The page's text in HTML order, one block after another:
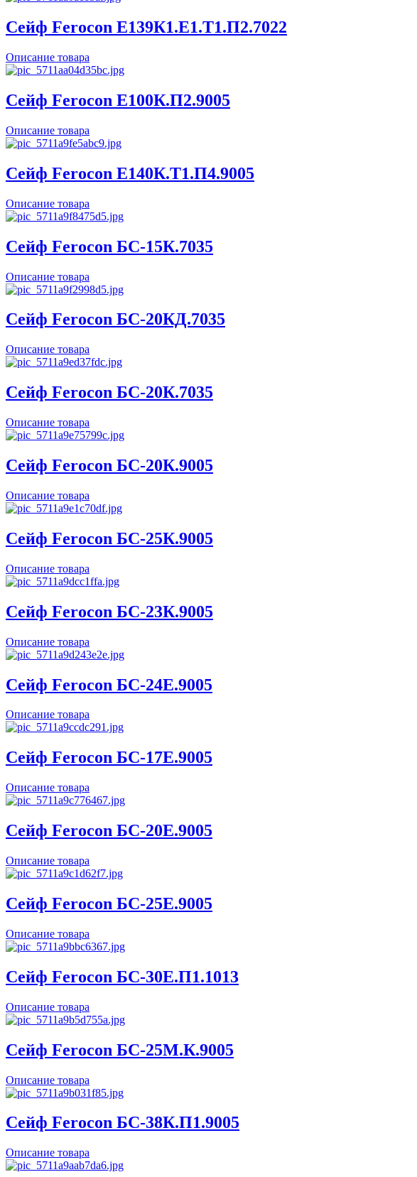
Сейф Ferocon Е139К1.Е1.Т1.П2.7022
Описание товара
Сейф Ferocon Е100К.П2.9005
Описание товара
Сейф Ferocon Е140К.Т1.П4.9005
Описание товара
Сейф Ferocon БС-15К.7035
Описание товара
Сейф Ferocon БС-20КД.7035
Описание товара
Сейф Ferocon БС-20К.7035
Описание товара
Сейф Ferocon БС-20К.9005
Описание товара
Сейф Ferocon БС-25К.9005
Описание товара
Сейф Ferocon БС-23К.9005
Описание товара
Сейф Ferocon БС-24Е.9005
Описание товара
Сейф Ferocon БС-17Е.9005
Описание товара
Сейф Ferocon БС-20Е.9005
Описание товара
Сейф Ferocon БС-25Е.9005
Описание товара
Сейф Ferocon БС-30Е.П1.1013
Описание товара
Сейф Ferocon БС-25М.К.9005
Описание товара
Сейф Ferocon БС-38К.П1.9005
Описание товара